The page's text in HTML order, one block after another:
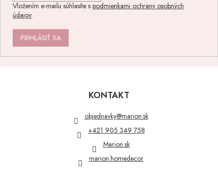
Vložením e-mailu súhlasíte s podmienkami ochrany osobných
údajov.
PRIHLÁSIŤ SA
KONTAKT
objednavky@marion.sk
+421 905 349 758
Marion.sk
marion.homedecor